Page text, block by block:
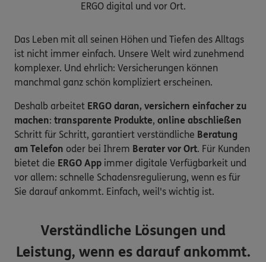
ERGO digital und vor Ort.
Das Leben mit all seinen Höhen und Tiefen des Alltags
ist nicht immer einfach. Unsere Welt wird zunehmend
komplexer. Und ehrlich: Versicherungen können
manchmal ganz schön kompliziert erscheinen.
Deshalb arbeitet ERGO daran, versichern einfacher zu
machen: transparente Produkte, online abschließen
Schritt für Schritt, garantiert verständliche Beratung
am Telefon oder bei Ihrem Berater vor Ort. Für Kunden
bietet die ERGO App immer digitale Verfügbarkeit und
vor allem: schnelle Schadensregulierung, wenn es für
Sie darauf ankommt. Einfach, weil's wichtig ist.
Verständliche Lösungen und
Leistung, wenn es darauf ankommt.